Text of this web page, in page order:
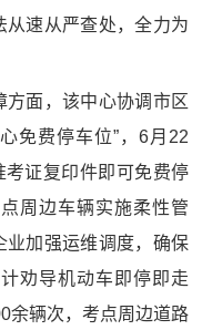
从速从严查处，全力为
方面，该中心协调市区
免费停车位”，6月22
考证复印件即可免费停
周边车辆实施柔性管
业加强运维调度，确保
劝导机动车即停即走
余辆次，考点周边道路